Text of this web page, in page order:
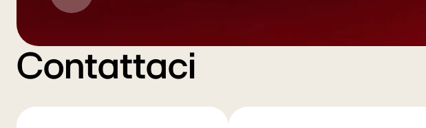
Contattaci